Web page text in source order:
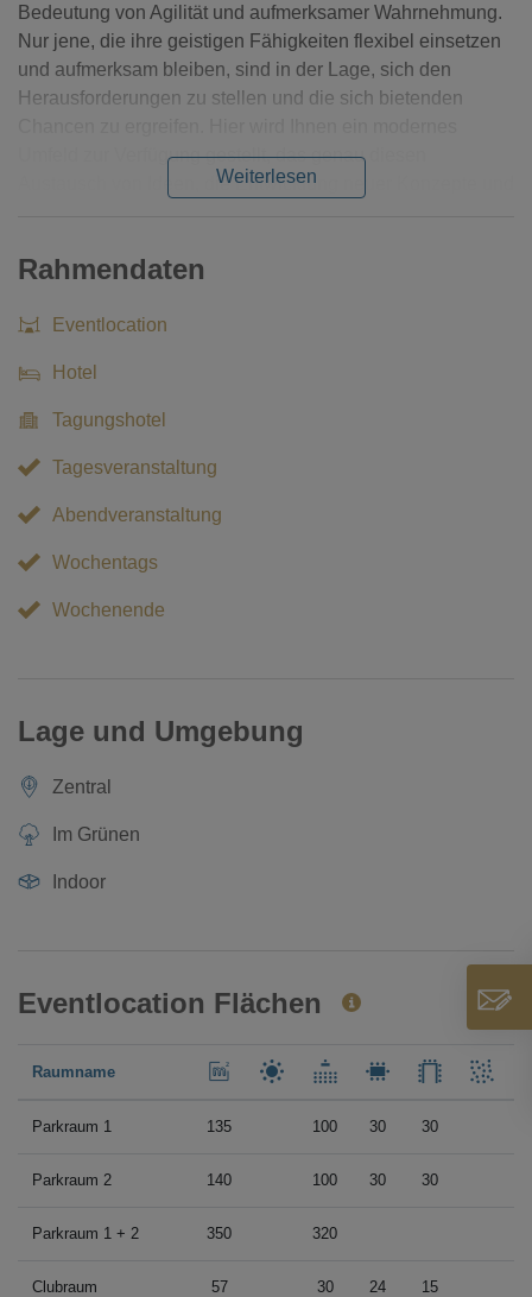
Bedeutung von Agilität und aufmerksamer Wahrnehmung.
Nur jene, die ihre geistigen Fähigkeiten flexibel einsetzen
und aufmerksam bleiben, sind in der Lage, sich den
Herausforderungen zu stellen und die sich bietenden
Umfeld zur Verfügung gestellt, das genau diesen
Austausch von Ideen, die Entwicklung neuer Konzepte und
Weiterlesen
Rahmendaten
Eventlocation
Hotel
Tagungshotel
Tagesveranstaltung
Abendveranstaltung
Wochentags
Wochenende
Lage und Umgebung
Zentral
Im Grünen
Indoor
Eventlocation Flächen
Raumname
Parkraum 1 135 100 30 30
Parkraum 2 140 100 30 30
Parkraum 1 + 2 350 320
Clubraum 57 30 24 15